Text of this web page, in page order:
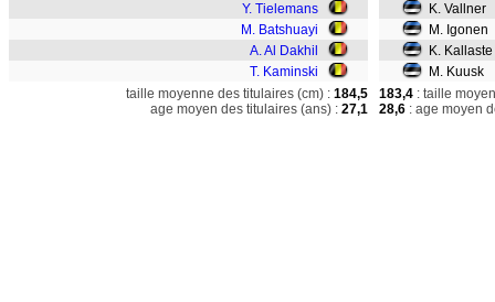
Y. Tielemans
M. Batshuayi
A. Al Dakhil
T. Kaminski
K. Vallner
M. Igonen
K. Kallaste
M. Kuusk
taille moyenne des titulaires (cm) : 184,5
age moyen des titulaires (ans) : 27,1
183,4 : taille
28,6 : age moyen